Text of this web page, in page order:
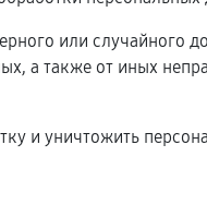
или случайного
а также от иных
и уничтожить